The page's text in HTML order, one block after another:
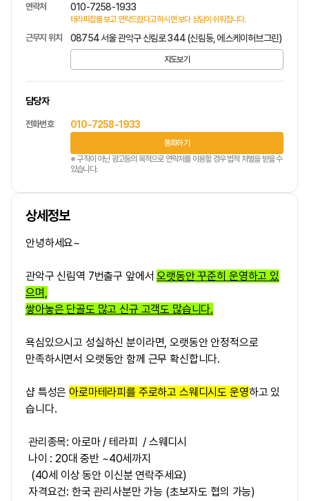
연락처 010-7258-1933
테라피잡를 보고 연락드렸다고 하시면 보다 상담이 쉬워집니다.
근무지 위치 08754 서울 관악구 신림로 344 (신림동, 에스케이허브그린)
지도보기
담당자
전화번호 010-7258-1933
통화하기
※ 구직이 아닌 광고등의 목적으로 연락처를 이용할 경우 법적 처벌을 받을 수
있습니다.
상세정보
안녕하세요~
관악구 신림역 7번출구 앞에서오랫동안 꾸준히 운영하고 있
으며,
쌓아놓은 단골도 많고 신규 고객도 많습니다.
욕심있으시고 성실하신 분이라면, 오랫동안 안정적으로
만족하시면서 오랫동안 함께 근무 확신합니다.
샵 특성은아로마테라피를 주로하고 스웨디시도 운영하고 있
습니다.
관리종목: 아로마 / 테라피 / 스웨디시
나이 :20대 중반 ~40세까지
(40세 이상 동안 이신분 연락주세요)
자격요건: 한국 관리사분만 가능 (초보자도 협의 가능)